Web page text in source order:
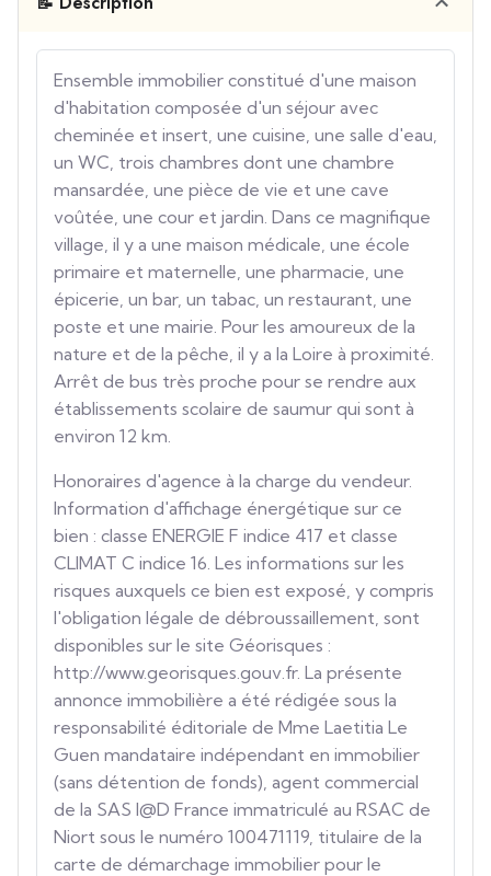
Ensemble immobilier constitué d'une maison
d'habitation composée d'un séjour avec
cheminée et insert, une cuisine, une salle d'eau,
un WC, trois chambres dont une chambre
mansardée, une pièce de vie et une cave
voûtée, une cour et jardin. Dans ce magnifique
village, il y a une maison médicale, une école
primaire et maternelle, une pharmacie, une
épicerie, un bar, un tabac, un restaurant, une
poste et une mairie. Pour les amoureux de la
nature et de la pêche, il y a la Loire à proximité.
Arrêt de bus très proche pour se rendre aux
établissements scolaire de saumur qui sont à
environ 12 km.
Honoraires d'agence à la charge du vendeur.
Information d'affichage énergétique sur ce
bien : classe ENERGIE F indice 417 et classe
CLIMAT C indice 16. Les informations sur les
risques auxquels ce bien est exposé, y compris
l'obligation légale de débroussaillement, sont
disponibles sur le site Géorisques :
http://www.georisques.gouv.fr. La présente
annonce immobilière a été rédigée sous la
responsabilité éditoriale de Mme Laetitia Le
Guen mandataire indépendant en immobilier
(sans détention de fonds), agent commercial
de la SAS I@D France immatriculé au RSAC de
Niort sous le numéro 100471119, titulaire de la
carte de démarchage immobilier pour le